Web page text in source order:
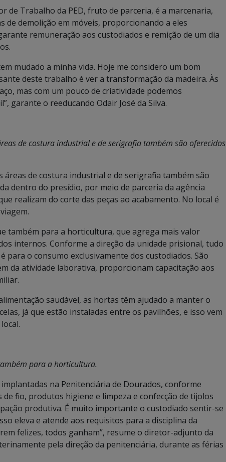
de Trabalho da PED, fruto de parceria, é a marcenaria,
demolição em móveis, proporcionando a eles
remuneração aos custodiados e remição de um dia
mudado a minha vida. Hoje me considero um bom
deste trabalho é ver a transformação da madeira. Às
mas com um pouco de criatividade podemos
garante o reeducando Odair José da Silva.
de costura industrial e de serigrafia também são oferecidos
de costura industrial e de serigrafia também são
dentro do presídio, por meio de parceria da agência
realizam do corte das peças ao acabamento. No local é
também para a horticultura, que agrega mais valor
internos. Conforme a direção da unidade prisional, tudo
para o consumo exclusivamente dos custodiados. São
da atividade laborativa, proporcionam capacitação aos
saudável, as hortas têm ajudado a manter o
já que estão instaladas entre os pavilhões, e isso vem
para a horticultura.
na Penitenciária de Dourados, conforme
fio, produtos higiene e limpeza e confecção de tijolos
produtiva. É muito importante o custodiado sentir-se
eleva e atende aos requisitos para a disciplina da
felizes, todos ganham”, resume o diretor-adjunto da
pela direção da penitenciária, durante as férias